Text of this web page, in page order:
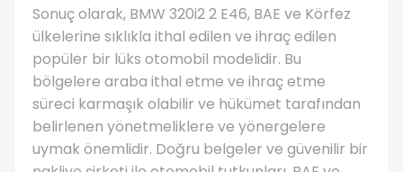
Sonuç olarak, BMW 320i2 2 E46, BAE ve Körfez
ülkelerine sıklıkla ithal edilen ve ihraç edilen
popüler bir lüks otomobil modelidir. Bu
bölgelere araba ithal etme ve ihraç etme
süreci karmaşık olabilir ve hükümet tarafından
belirlenen yönetmeliklere ve yönergelere
uymak önemlidir. Doğru belgeler ve güvenilir bir